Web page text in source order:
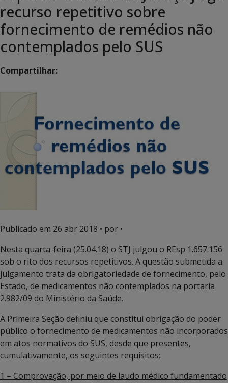
recurso repetitivo sobre
fornecimento de remédios não
contemplados pelo SUS
Compartilhar:
Publicado em 26 abr 2018 • por •
Nesta quarta-feira (25.04.18) o STJ julgou o REsp 1.657.156
sob o rito dos recursos repetitivos. A questão submetida a
julgamento trata da obrigatoriedade de fornecimento, pelo
Estado, de medicamentos não contemplados na portaria
2.982/09 do Ministério da Saúde.
A Primeira Seção definiu que constitui obrigação do poder
público o fornecimento de medicamentos não incorporados
em atos normativos do SUS, desde que presentes,
cumulativamente, os seguintes requisitos:
1 – Comprovação, por meio de laudo médico fundamentado